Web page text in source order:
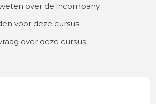
over de incompany
voor deze cursus
over deze cursus